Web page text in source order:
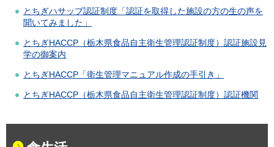
とちぎハサップ認証制度「認証を取得した施設の方の生の声を
聞いてみました」
とちぎHACCP（栃木県食品自主衛生管理認証制度）認証施設見
学の御案内
とちぎHACCP「衛生管理マニュアル作成の手引き」
とちぎHACCP（栃木県食品自主衛生管理認証制度）認証機関